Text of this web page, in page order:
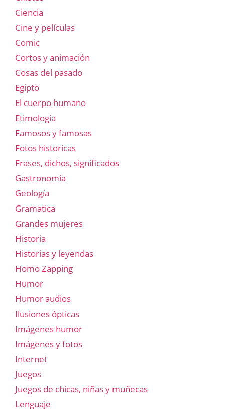
Ciencia
Cine y películas
Comic
Cortos y animación
Cosas del pasado
Egipto
El cuerpo humano
Etimología
Famosos y famosas
Fotos historicas
Frases, dichos, significados
Gastronomía
Geología
Gramatica
Grandes mujeres
Historia
Historias y leyendas
Homo Zapping
Humor
Humor audios
Ilusiones ópticas
Imágenes humor
Imágenes y fotos
Internet
Juegos
Juegos de chicas, niñas y muñecas
Lenguaje